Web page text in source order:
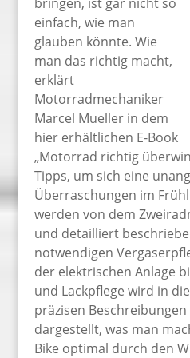
einfach, wie man
glauben könnte. Wie
man das richtig macht,
erklärt
Motorradmechaniker
Marcel Mueller in dem
hier erhältlichen E-Book
„Motorrad richtig
Tipps, um sich eine
Überraschungen im
werden von dem
und detailliert
notwendigen
der elektrischen Anlage
und Lackpflege wird in
präzisen
dargestellt, was man
Bike optimal durch den